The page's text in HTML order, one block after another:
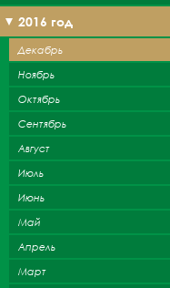
2016 год
Декабрь
Ноябрь
Октябрь
Сентябрь
Август
Июль
Июнь
Май
Апрель
Март